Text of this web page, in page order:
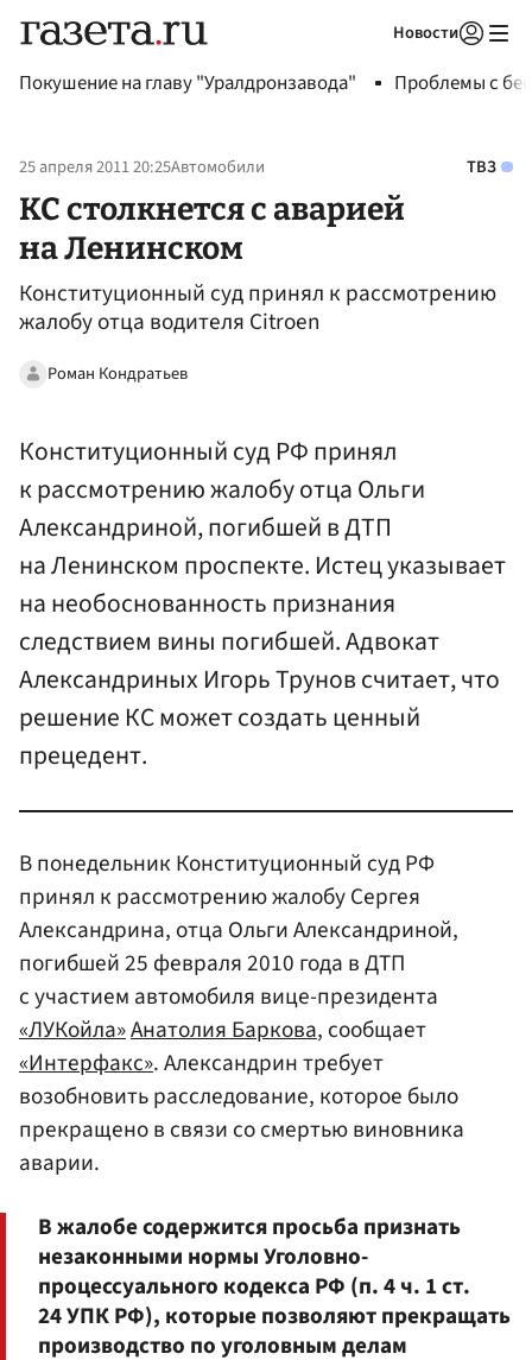
Новости
Покушение на главу "Уралдронзавода" Проблемы с
25 апреля 2011 20:25Автомобили ТВЗ
КС столкнется с аварией
на Ленинском
Конституционный суд принял к рассмотрению
жалобу отца водителя Citroen
Роман Кондратьев
Конституционный суд РФ принял
к рассмотрению жалобу отца Ольги
Александриной, погибшей в ДТП
на Ленинском проспекте. Истец указывает
на необоснованность признания
следствием вины погибшей. Адвокат
Александриных Игорь Трунов считает, что
решение КС может создать ценный
прецедент.
В понедельник Конституционный суд РФ
принял к рассмотрению жалобу Сергея
Александрина, отца Ольги Александриной,
погибшей 25 февраля 2010 года в ДТП
с участием автомобиля вице-президента
«ЛУКойла»Анатолия Баркова, сообщает
«Интерфакс». Александрин требует
возобновить расследование, которое было
прекращено в связи со смертью виновника
аварии.
В жалобе содержится просьба признать
незаконными нормы Уголовно-
процессуального кодекса РФ (п. 4 ч. 1 ст.
24 УПК РФ), которые позволяют прекращать
производство по уголовным делам